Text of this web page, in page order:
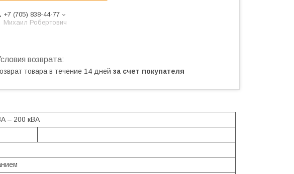
+7 (705) 838-44-77
Михаил Робертович
товара в течение 14 дней за счет покупателя
– 200 кВА